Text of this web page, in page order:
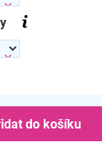
do košíku